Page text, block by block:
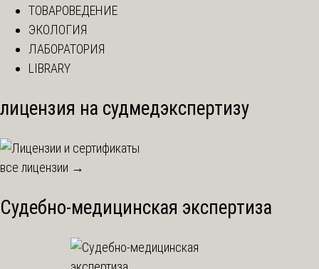
ТОВАРОВЕДЕНИЕ
ЭКОЛОГИЯ
ЛАБОРАТОРИЯ
LIBRARY
лицензия на судмедэкспертизу
все лицензии →
Судебно-медицинская экспертиза